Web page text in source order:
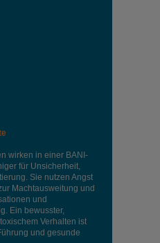
wirken in einer BANI-
für Unsicherheit,
Sie nutzen Angst
Machtausweitung und
und
Ein bewusster,
Verhalten ist
und gesunde